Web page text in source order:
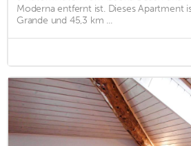
Moderna entfernt ist. Dieses Apartment
Grande und 45,3 km ...